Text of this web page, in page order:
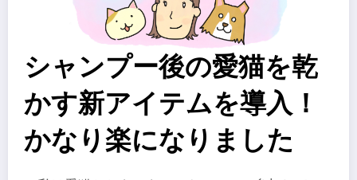
シャンプー後の愛猫を乾
かす新アイテムを導入！
かなり楽になりました